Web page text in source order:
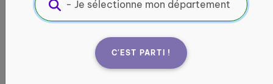
C'EST PARTI !
Informations pratiques :
À partir du 1 juin 2026